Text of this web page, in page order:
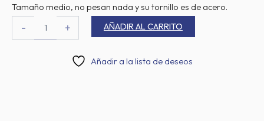
Tamaño medio, no pesan nada y su tornillo es de acero.
- + AÑADIR AL CARRITO
Añadir a la lista de deseos